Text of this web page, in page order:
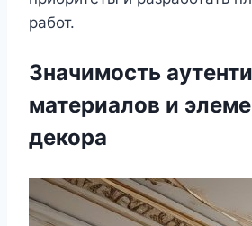
работ.
Значимость
материалов и
декора